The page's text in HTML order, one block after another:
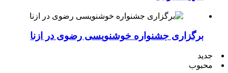
برگزاری جشنواره خوشنویسی رضوی در ازنا
جدید
محبوب